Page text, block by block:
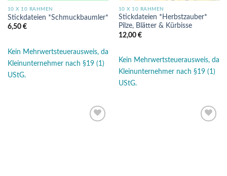
10 X 10 RAHMEN
Stickdateien *Schmuckbaumler*
6,50 €
Kein Mehrwertsteuerausweis, da
Kleinunternehmer nach §19 (1)
UStG.
10 X 10 RAHMEN
Stickdateien *Herbstzauber*
Pilze, Blätter & Kürbisse
12,00 €
Kein Mehrwertsteuerausweis, da
Kleinunternehmer nach §19 (1)
UStG.